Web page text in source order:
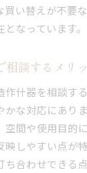
買い替えが不要
なっています。
相談するメリ
作什器を相談す
かな対応にあり
空間や使用目的
映しやすい点が
ち合わせできる